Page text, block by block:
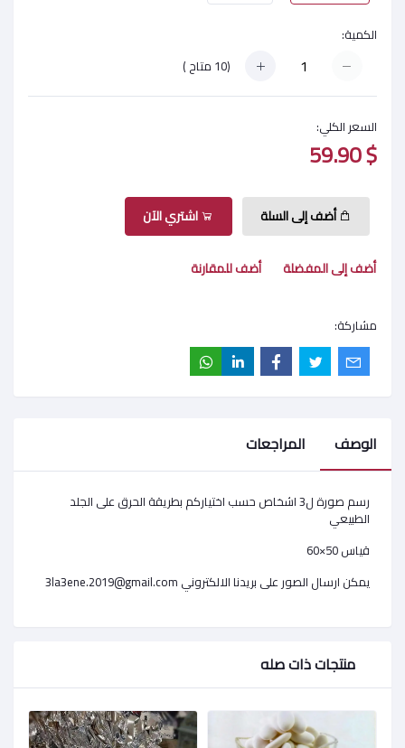
الكمية:
(
10 متاح )
السعر الكلي:
$ 59.90
أضف إلى السلة اشتري الآن
أضف إلى المفضلة أضف للمقارنة
مشاركة:
الوصف المراجعات
رسم صورة ل3 اشخاص حسب اختياركم بطريقة الحرق على الجلد
الطبيعي
قياس 50×60
يمكن ارسال الصور على بريدنا الالكتروني 3la3ene.2019@gmail.com
منتجات ذات صله